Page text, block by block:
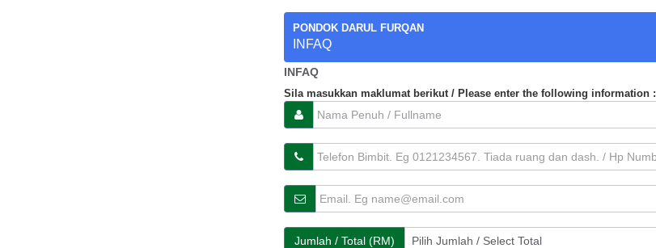
PONDOK DARUL FURQAN
INFAQ
INFAQ
Sila masukkan maklumat berikut / Please enter the following information :
Jumlah / Total (RM)